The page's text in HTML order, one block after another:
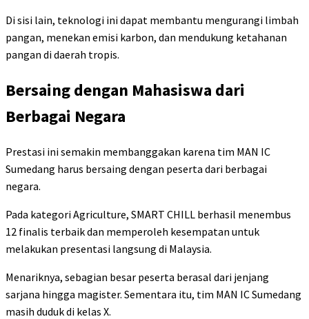
Di sisi lain, teknologi ini dapat membantu mengurangi limbah
pangan, menekan emisi karbon, dan mendukung ketahanan
pangan di daerah tropis.
Bersaing dengan Mahasiswa dari
Berbagai Negara
Prestasi ini semakin membanggakan karena tim MAN IC
Sumedang harus bersaing dengan peserta dari berbagai
negara.
Pada kategori Agriculture, SMART CHILL berhasil menembus
12 finalis terbaik dan memperoleh kesempatan untuk
melakukan presentasi langsung di Malaysia.
Menariknya, sebagian besar peserta berasal dari jenjang
sarjana hingga magister. Sementara itu, tim MAN IC Sumedang
masih duduk di kelas X.